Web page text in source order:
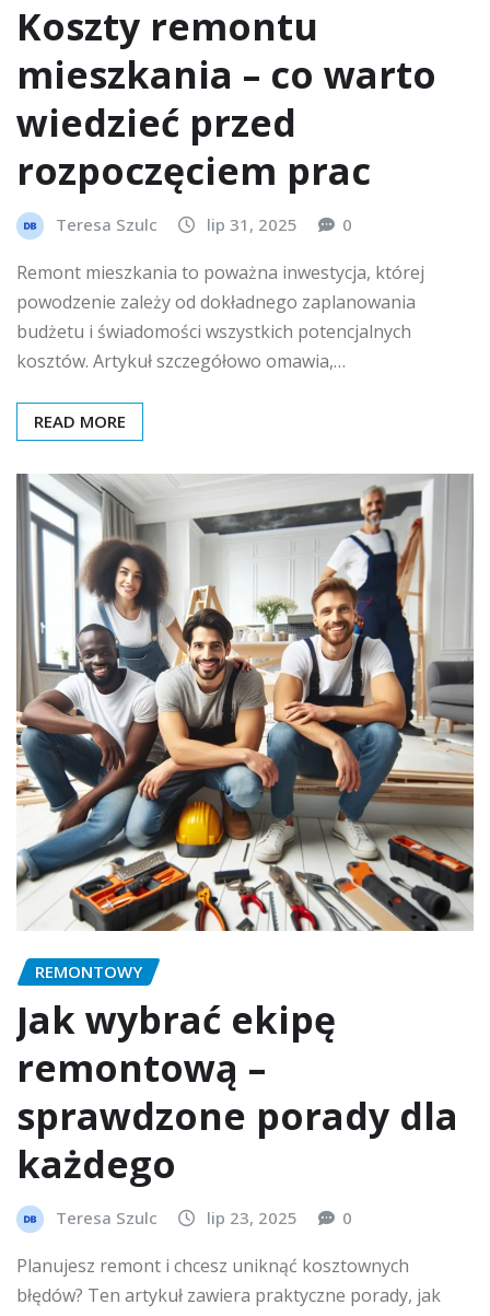
Koszty remontu
mieszkania – co warto
wiedzieć przed
rozpoczęciem prac
Teresa Szulc lip 31, 2025 0
Remont mieszkania to poważna inwestycja, której
powodzenie zależy od dokładnego zaplanowania
budżetu i świadomości wszystkich potencjalnych
kosztów. Artykuł szczegółowo omawia,…
READ MORE
REMONTOWY
Jak wybrać ekipę
remontową –
sprawdzone porady dla
każdego
Teresa Szulc lip 23, 2025 0
Planujesz remont i chcesz uniknąć kosztownych
błędów? Ten artykuł zawiera praktyczne porady, jak